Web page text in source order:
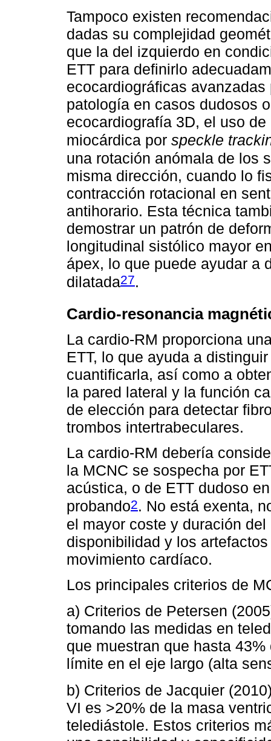
Tampoco existen
dadas su complejidad
que la del izquierdo en
ETT para definirlo
ecocardiográficas
patología en casos dudosos
ecocardiografía 3D, el uso
miocárdica por speckle
una rotación anómala de los
misma dirección, cuando lo
contracción rotacional en
antihorario. Esta técnica
demostrar un patrón de
longitudinal sistólico mayor
ápex, lo que puede ayudar a
dilatada27.
Cardio-resonancia
La cardio-RM proporciona
ETT, lo que ayuda a
cuantificarla, así como a
la pared lateral y la función
de elección para detectar
trombos intertrabeculares.
La cardio-RM debería
la MCNC se sospecha por
acústica, o de ETT dudoso
probando2. No está exenta,
el mayor coste y duración
disponibilidad y los
movimiento cardíaco.
Los principales criterios de
a) Criterios de Petersen
tomando las medidas en
que muestran que hasta
límite en el eje largo (alta
b) Criterios de Jacquier
VI es >20% de la masa
telediástole. Estos criterios